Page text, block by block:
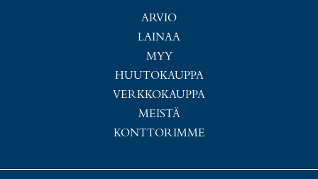
ARVIO
LAINAA
MYY
HUUTOKAUPPA
VERKKOKAUPPA
MEISTÄ
KONTTORIMME